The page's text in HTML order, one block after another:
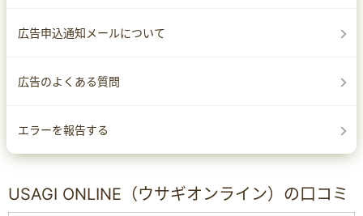
広告申込通知メールについて
広告のよくある質問
エラーを報告する
USAGI ONLINE（ウサギオンライン）の口コミ